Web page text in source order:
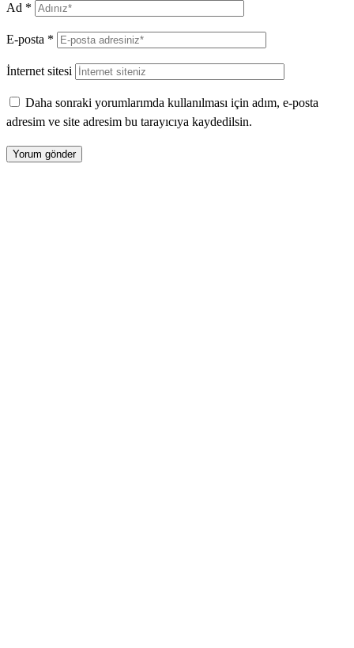
Ad *
E-posta *
İnternet sitesi
Daha sonraki yorumlarımda kullanılması için adım, e-posta
adresim ve site adresim bu tarayıcıya kaydedilsin.